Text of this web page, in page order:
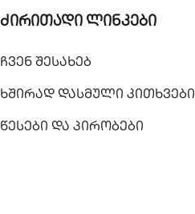
ძირითადი ლინკები
ჩვენ შესახებ
ხშირად დასმული კითხვები
წესები და პირობები